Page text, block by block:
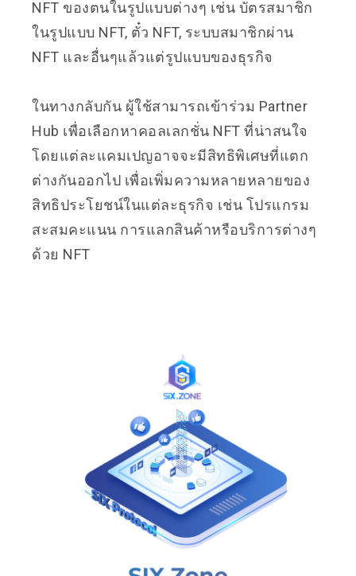
NFT ของตนในรูปแบบต่างๆ เช่น บัตรสมาชิก
ในรูปแบบ NFT, ตั๋ว NFT, ระบบสมาชิกผ่าน
NFT และอื่นๆแล้วแต่รูปแบบของธุรกิจ
ในทางกลับกัน ผู้ใช้สามารถเข้าร่วม Partner
Hub เพื่อเลือกหาคอลเลกชั่น NFT ที่น่าสนใจ
โดยแต่ละแคมเปญอาจจะมีสิทธิพิเศษที่แตก
ต่างกันออกไป เพื่อเพิ่มความหลายหลายของ
สิทธิประโยชน์ในแต่ละธุรกิจ เช่น โปรแกรม
สะสมคะแนน การแลกสินค้าหรือบริการต่างๆ
ด้วย NFT